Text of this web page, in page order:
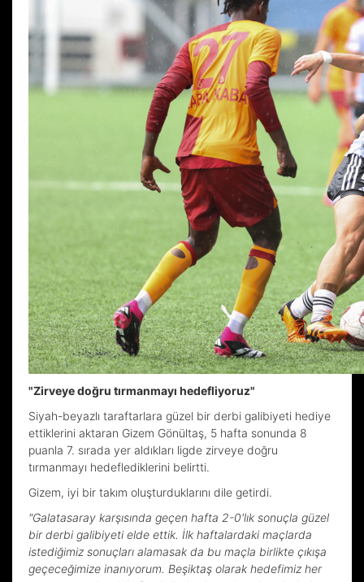
"Zirveye doğru tırmanmayı hedefliyoruz"
Siyah-beyazlı taraftarlara güzel bir derbi galibiyeti hediye
ettiklerini aktaran Gizem Gönültaş, 5 hafta sonunda 8
puanla 7. sırada yer aldıkları ligde zirveye doğru
tırmanmayı hedeflediklerini belirtti.
Gizem, iyi bir takım oluşturduklarını dile getirdi.
"Galatasaray karşısında geçen hafta 2-0'lık sonuçla güzel
bir derbi galibiyeti elde ettik. İlk haftalardaki maçlarda
istediğimiz sonuçları alamasak da bu maçla birlikte çıkışa
geçeceğimize inanıyorum. Beşiktaş olarak hedefimiz her